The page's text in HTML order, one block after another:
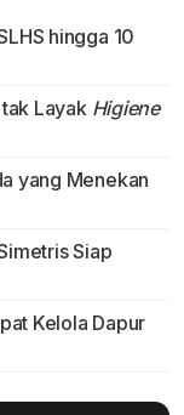
hingga 10
Layak Higiene
yang Menekan
Siap
Kelola Dapur